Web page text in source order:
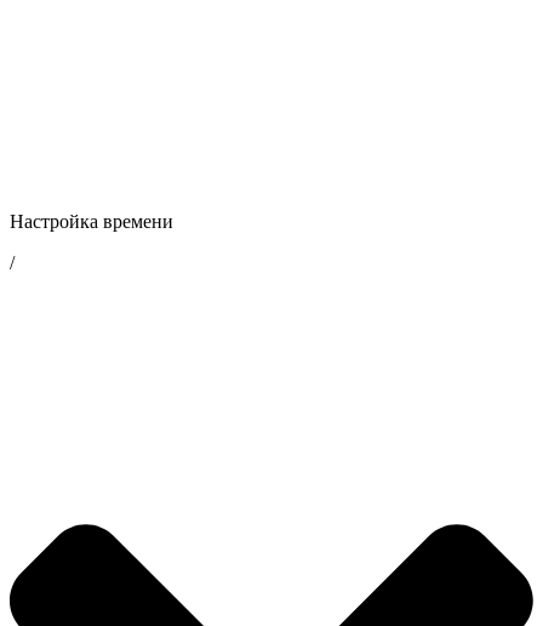
Настройка времени
/